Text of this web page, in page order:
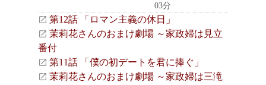
03分
第12話 「ロマン主義の休日」
茉莉花さんのおまけ劇場 ～家政婦は見立
番付
第11話 「僕の初デートを君に捧ぐ」
茉莉花さんのおまけ劇場 ～家政婦は三滝